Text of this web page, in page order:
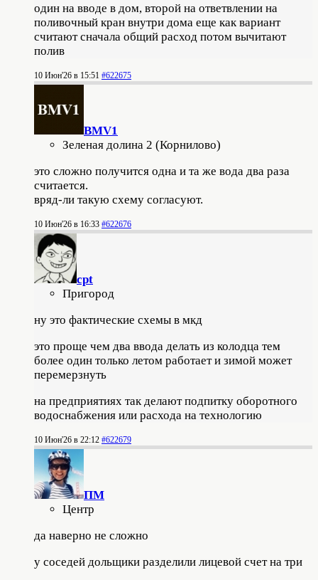
один на вводе в дом, второй на ответвлении на
поливочный кран внутри дома еще как вариант
считают сначала общий расход потом вычитают
полив
10 Июн'26 в 15:51 #622675
BMV1
Зеленая долина 2 (Корнилово)
это сложно получится одна и та же вода два раза
считается.
вряд-ли такую схему согласуют.
10 Июн'26 в 16:33 #622676
cpt
Пригород
ну это фактические схемы в мкд
это проще чем два ввода делать из колодца тем
более один только летом работает и зимой может
перемерзнуть
на предприятиях так делают подпитку оборотного
водоснабжения или расхода на технологию
10 Июн'26 в 22:12 #622679
ПМ
Центр
да наверно не сложно
у соседей дольщики разделили лицевой счет на три